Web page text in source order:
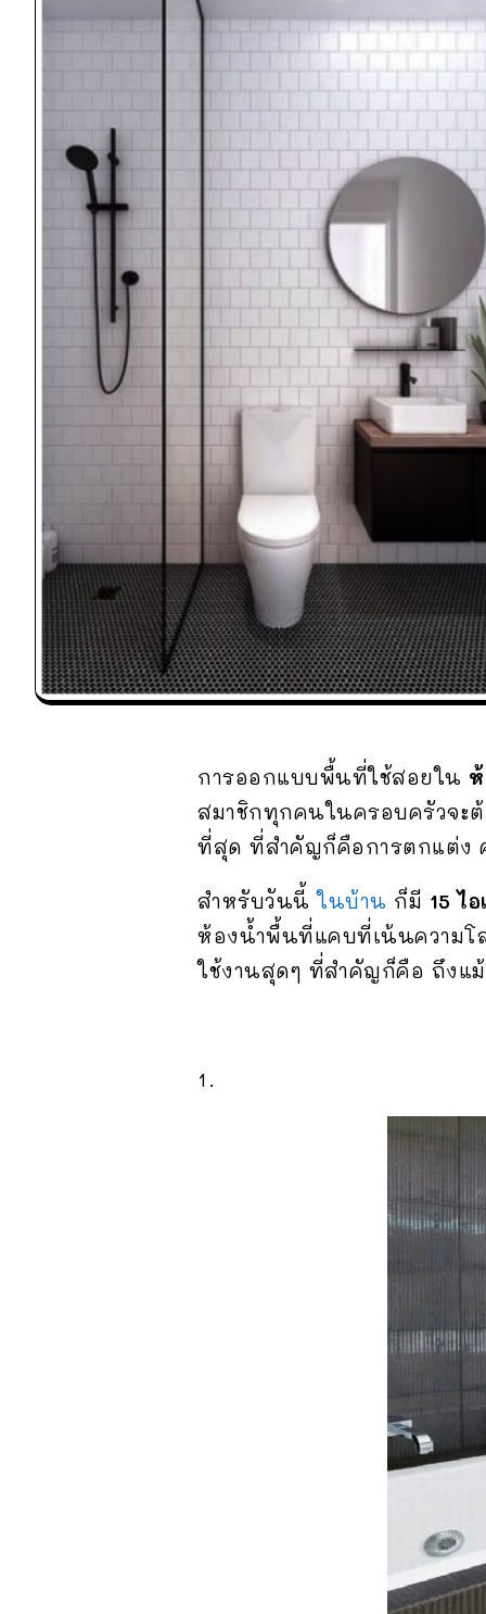
การออกแบบพื้นที่ใช้สอยใน
สมาชิกทุกคนในครอบครัวจะ
ที่สุด ที่สำคัญก็คือการตกแต่ง
สำหรับวันนี้ในบ้าน ก็มี 15 ไ
ห้องน้ำพื้นที่แคบที่เน้นความโ
ใช้งานสุดๆ ที่สำคัญก็คือ ถึงแ
1.